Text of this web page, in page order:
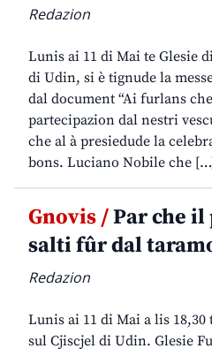
Redazion
Lunis ai 11 di Mai te Glesie
di Udin, si è tignude la
dal document “Ai furlans
partecipazion dal nestri
che al à presiedude la
bons. Luciano Nobile che
Gnovis /Par che
salti fûr dal
Redazion
Lunis ai 11 di Mai a lis 18,30
sul Cjiscjel di Udin. Glesie